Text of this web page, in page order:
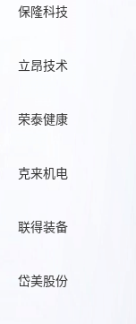
保隆科技
立昂技术
荣泰健康
克来机电
联得装备
岱美股份